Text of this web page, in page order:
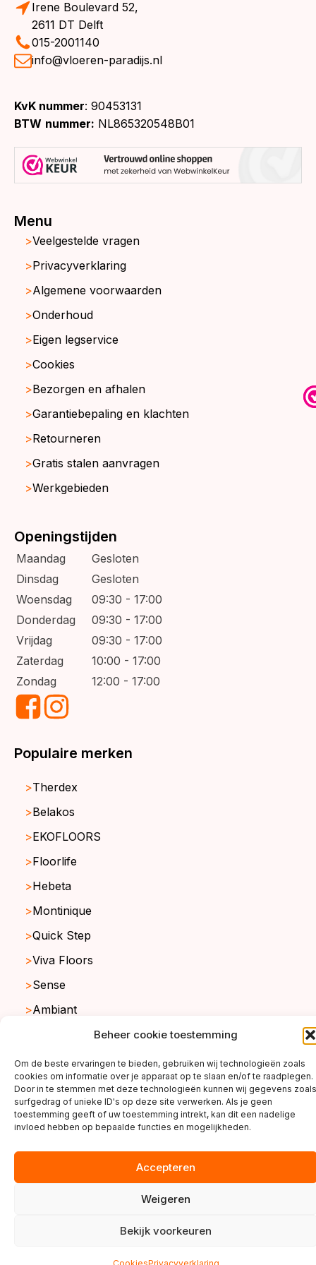
Beheer cookie toestemming
Om de beste ervaringen te bieden, gebruiken wij technologieën zoals
cookies om informatie over je apparaat op te slaan en/of te raadplegen.
Door in te stemmen met deze technologieën kunnen wij gegevens zoals
surfgedrag of unieke ID's op deze site verwerken. Als je geen
toestemming geeft of uw toestemming intrekt, kan dit een nadelige
invloed hebben op bepaalde functies en mogelijkheden.
Accepteren
Weigeren
Bekijk voorkeuren
Irene Boulevard 52,
2611 DT Delft
015-2001140
info@vloeren-paradijs.nl
KvK nummer: 90453131
BTW nummer: NL865320548B01
Menu
Veelgestelde vragen
Privacyverklaring
Algemene voorwaarden
Onderhoud
Eigen legservice
Cookies
Bezorgen en afhalen
Garantiebepaling en klachten
Retourneren
Gratis stalen aanvragen
Werkgebieden
Openingstijden
Maandag
Gesloten
Dinsdag
Gesloten
Woensdag
09:30 - 17:00
Donderdag
09:30 - 17:00
Vrijdag
09:30 - 17:00
Zaterdag
10:00 - 17:00
Zondag
12:00 - 17:00
Populaire merken
Therdex
Belakos
EKOFLOORS
Floorlife
Hebeta
Montinique
Quick Step
Viva Floors
Sense
Ambiant
copyright ©2026